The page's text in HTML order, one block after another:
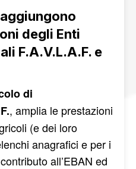
degli Enti
F.A.V.L.A.F. e
di
, amplia le prestazioni
(e dei loro
anagrafici e per i
all’EBAN ed